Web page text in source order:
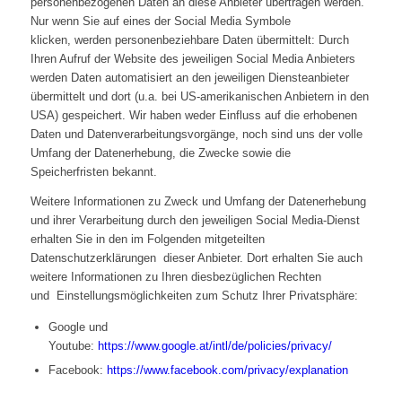
Nur wenn Sie auf eines der Social Media Symbole
klicken, werden personenbeziehbare Daten übermittelt: Durch
Ihren Aufruf der Website des jeweiligen Social Media Anbieters
werden Daten automatisiert an den jeweiligen Diensteanbieter
übermittelt und dort (u.a. bei US-amerikanischen Anbietern in den
USA) gespeichert. Wir haben weder Einfluss auf die erhobenen
Daten und Datenverarbeitungsvorgänge, noch sind uns der volle
Umfang der Datenerhebung, die Zwecke sowie die
Speicherfristen bekannt.
Weitere Informationen zu Zweck und Umfang der Datenerhebung
und ihrer Verarbeitung durch den jeweiligen Social Media-Dienst
erhalten Sie in den im Folgenden mitgeteilten
Datenschutzerklärungen dieser Anbieter. Dort erhalten Sie auch
weitere Informationen zu Ihren diesbezüglichen Rechten
und Einstellungsmöglichkeiten zum Schutz Ihrer Privatsphäre:
Google und
Youtube: https://www.google.at/intl/de/policies/privacy/
Facebook: https://www.facebook.com/privacy/explanation